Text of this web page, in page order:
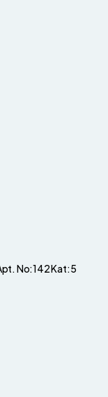
No:142 Kat:5